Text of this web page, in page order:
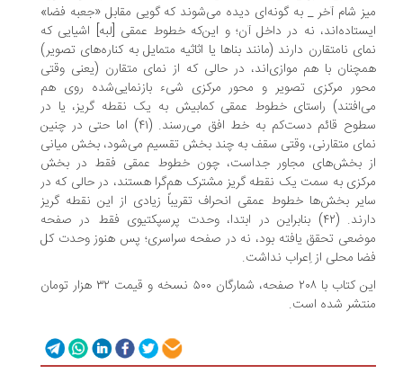
میز شام آخر _ به گونه‌ای دیده می‌شوند که گویی مقابل «جعبه فضا»
ایستاده‌اند، نه در داخل آن؛ و این‌که خطوط عمقی [لبه] اشیایی که
نمای نامتقارن دارند (مانند بناها یا اثاثیه متمایل به کناره‌های تصویر)
همچنان با هم موازی‌اند، در حالی که از نمای متقارن (یعنی وقتی
محور مرکزی تصویر و محور مرکزی شیء بازنمایی‌شده روی هم
می‌افتند) راستای خطوط عمقی کمابیش به یک نقطه گریز، یا در
سطوح قائم دست‌کم به خط افق می‌رسند. (۴۱) اما حتی در چنین
نمای متقارنی، وقتی سقف به چند بخش تقسیم می‌شود، بخش میانی
از بخش‌های مجاور جداست، چون خطوط عمقی فقط در بخش
مرکزی به سمت یک نقطه گریز مشترک هم‌گرا هستند، در حالی که در
سایر بخش‌ها خطوط عمقی انحراف تقریباً زیادی از این نقطه گریز
دارند. (۴۲) بنابراین در ابتدا، وحدت پرسپکتیوی فقط در صفحه
موضعی تحقق یافته بود، نه در صفحه سراسری؛ پس هنوز وحدت کل
فضا محلی از اِعراب نداشت.
این کتاب با ۲۰۸ صفحه، شمارگان ۵۰۰ نسخه و قیمت ۳۲ هزار تومان
منتشر شده است.